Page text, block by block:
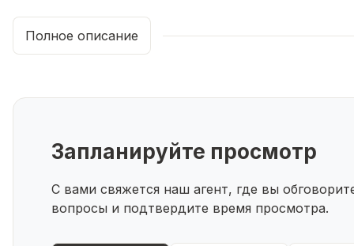
—Документы оформлены в собственность.
—Приобретение возможно за наличный расчёт,
выходных!
Полное описание
Запланируйте просмотр
С вами свяжется наш агент, где вы
вопросы и подтвердите время просмотра.